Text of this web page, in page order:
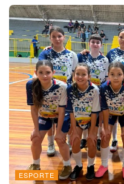
ESPORTE